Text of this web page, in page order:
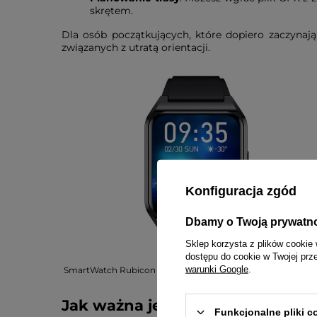
skrętem.
Dla osób początkujących, które dopiero
związanych z utratą orientacji.
SmartWatch Rubicon RNCE89 czarny BT Call
Jak ważna jest bateria w
Konfiguracja zgód
Dbamy o Twoją
Sklep korzysta z plików cookie
dostępu do cookie w Twojej
warunki Google
Funkcjonalne pliki